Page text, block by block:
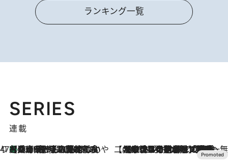
ランキング一覧
SERIES
連載
47都道府県の手みやげ ひんやりスイーツで夏を満喫
2026.8.8
【兵庫県】この夏絶対食べたい 冷やしておいしいおやつ3選 淡路島の恵みをジェラートに集約 【CREA×星野リゾート】唯一無二。癒しと発見が待つ場所へ
2026.8.7
【トンボの足水浴】ヒノキの香りに包まれて涼感マックス！約13℃の湧水かけ流しを避暑地「星野温泉 トンボの湯」で体験